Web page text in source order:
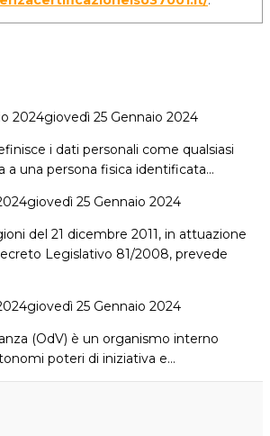
2024giovedì 25 Gennaio 2024
i dati personali come qualsiasi
a una persona fisica identificata…
giovedì 25 Gennaio 2024
del 21 dicembre 2011, in attuazione
Legislativo 81/2008, prevede
giovedì 25 Gennaio 2024
(OdV) è un organismo interno
poteri di iniziativa e…